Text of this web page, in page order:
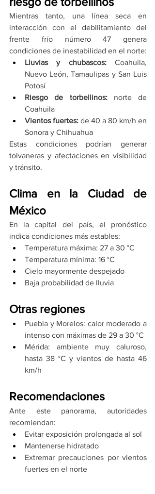
Mientras tanto, una línea seca en
interacción con el debilitamiento del
frente frío número 47 genera
condiciones de inestabilidad en el norte:
Lluvias y chubascos: Coahuila,
Nuevo León, Tamaulipas y San Luis
Potosí
Riesgo de torbellinos: norte de
Coahuila
Vientos fuertes: de 40 a 80 km/h en
Sonora y Chihuahua
Estas condiciones podrían generar
tolvaneras y afectaciones en visibilidad
y tránsito.
Clima en la Ciudad de
México
En la capital del país, el pronóstico
indica condiciones más estables:
Temperatura máxima: 27 a 30 °C
Temperatura mínima: 16 °C
Cielo mayormente despejado
Baja probabilidad de lluvia
Otras regiones
Puebla y Morelos: calor moderado a
intenso con máximas de 29 a 30 °C
Mérida: ambiente muy caluroso,
hasta 38 °C y vientos de hasta 46
km/h
Recomendaciones
Ante este panorama, autoridades
recomiendan:
Evitar exposición prolongada al sol
Mantenerse hidratado
Extremar precauciones por vientos
fuertes en el norte